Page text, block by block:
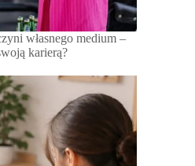
własnego medium –
karierą?